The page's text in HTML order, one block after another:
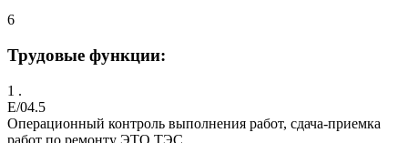
6
Трудовые функции:
1 .
E/04.5
Операционный контроль выполнения работ, сдача-приемка
работ по ремонту ЭТО ТЭС